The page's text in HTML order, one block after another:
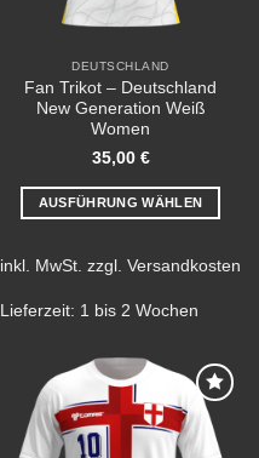
werden
DEUTSCHLAND
Fan Trikot – Deutschland
New Generation Weiß
Women
35,00 €
AUSFÜHRUNG WÄHLEN
Produkt
mehrere
auf.
Die
Optionen
können
inkl. MwSt. zzgl. Versandkosten
Lieferzeit: 1 bis 2 Wochen
Add to
wishlist